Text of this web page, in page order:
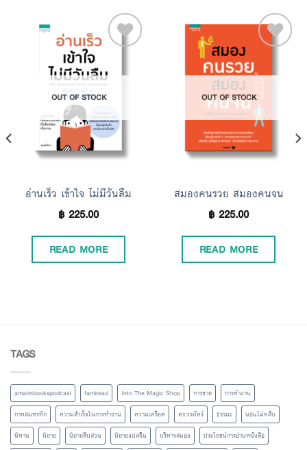
OUT OF STOCK
อ่านเร็ว เข้าใจ ไม่มีวันลืม
฿225.00
READ MORE
Wishlist
OUT OF STOCK
สมองคนรวย สมองคนจน
฿225.00
READ MORE
TAGS
amarinbookspodcast famiread Into The Magic Shop การขาย
การทำงาน
กาหลมหรทึก
ความสำเร็จในการทำงาน ความเครียด ดร.วรภัทร์ ธรรมะ
นอนไม่หลับ
นิทาน
นิยาย นิยายสืบสวน นิยายแปลจีน บริหารสมอง
ประโยชน์การอ่านหนังสือ